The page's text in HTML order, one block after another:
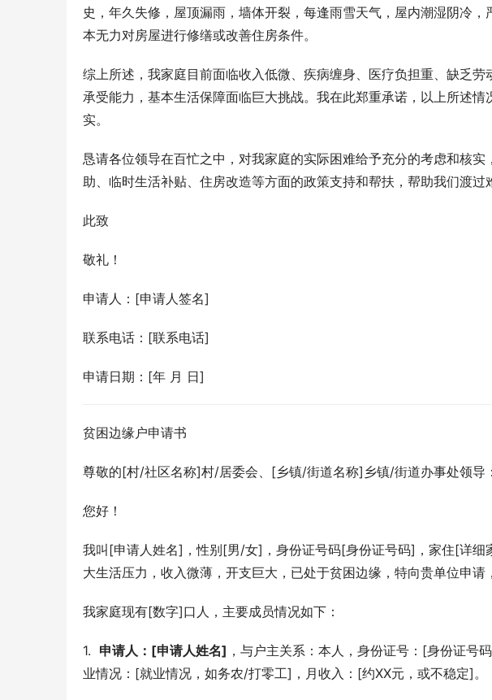
史，年久失修，屋顶漏雨，墙体开裂，每逢雨雪天气，屋内潮湿阴冷
本无力对房屋进行修缮或改善住房条件。
综上所述，我家庭目前面临收入低微、疾病缠身、医疗负担重、缺乏
承受能力，基本生活保障面临巨大挑战。我在此郑重承诺，以上所述
实。
恳请各位领导在百忙之中，对我家庭的实际困难给予充分的考虑和核
助、临时生活补贴、住房改造等方面的政策支持和帮扶，帮助我们渡过
此致
敬礼！
申请人：[申请人签名]
联系电话：[联系电话]
申请日期：[年 月 日]
贫困边缘户申请书
尊敬的[村/社区名称]村/居委会、[乡镇/街道名称]乡镇/街道办事处领导：
您好！
我叫[申请人姓名]，性别[男/女]，身份证号码[身份证号码]，家住[详
大生活压力，收入微薄，开支巨大，已处于贫困边缘，特向贵单位申请
我家庭现有[数字]口人，主要成员情况如下：
1. 申请人：[申请人姓名] ，与户主关系：本人，身份证号：[身份证
业情况：[就业情况，如务农/打零工]，月收入：[约XX元，或不稳定]。